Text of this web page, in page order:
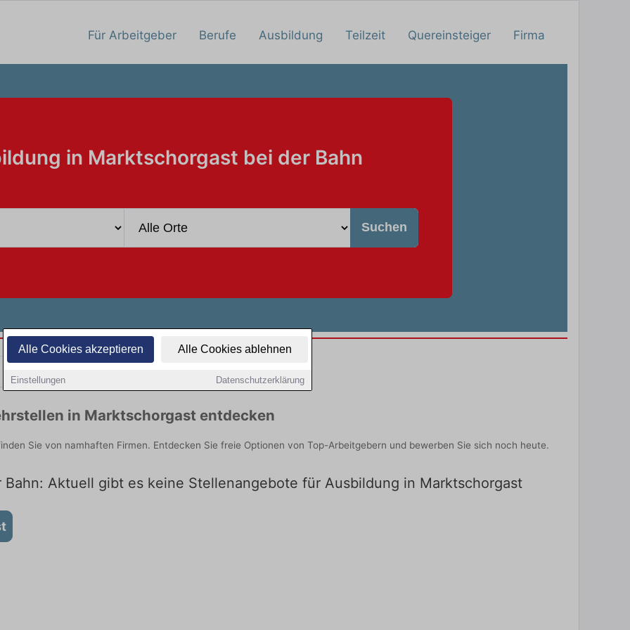
Alle Cookies akzeptieren Alle Cookies ablehnen
Einstellungen Datenschutzerklärung
Für Arbeitgeber Berufe Ausbildung Teilzeit Quereinsteiger Firma
in Marktschorgast bei der Bahn
Suchen
in Marktschorgast entdecken
Sie von namhaften Firmen. Entdecken Sie freie Optionen von Top-Arbeitgebern und bewerben Sie sich noch heute.
Aktuell gibt es keine Stellenangebote für Ausbildung in Marktschorgast